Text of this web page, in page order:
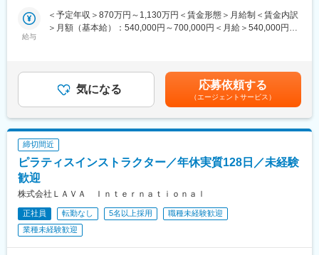
部側の窓口として関連部署と連携すること
◇更なる事業成長を見据えた際に強化すべき点（精度の高い商売
■キャリアパス：
・入社時は部門責任者や店長代行を経て、入社後1年以内での店長
登用を目指します。
・店長として現場・現物で個店経営を実践していただき、その経
験をふまえてブロックマネージャーやエリアマネージャーとし
て、各店舗が個店経営を実現するためのサポートや人財育成を担
います。
・国内での経験・実績をもって海外に挑戦する方もいます。
■なぜ個店経営を推進するのか：
無印良品にはエキナカ店舗から旗艦店、路面店やインショップ型
など様々な形態の店舗があります。都市部から地方郊外まで多様
な地域に出店し、その店性も様々だからこそ画一的な店舗の管理
ではなく、地域に合わせた経営や戦略が求められます。
給与
＜予定年収＞870万円～1,130万円＜賃金形態＞月給制＜賃金内訳
＞月額（基本給）：540,000円～700,000円＜月給＞540,000円～
が適用除外となります（深夜労働が発生した場合は別途、労働時
間に応じて支給します）。賃金はあくまでも目安の金額であり、
選考を通じて上下する可能性があります。月給(月額)は固定手当を
含めた表記です。
気になる 応募依頼する
（エージェントサービス）
締切間近
ピラティスインストラクター／年休実質128日／未経験
歓迎
株式会社ＬＡＶＡ Ｉｎｔｅｒｎａｔｉｏｎａｌ
正社員 転勤なし 5名以上採用
職種未経験歓迎
業種未経験歓迎